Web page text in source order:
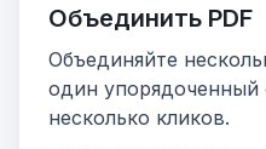
Объединить PDF
Объединяйте
один упорядоченный
несколько кликов.